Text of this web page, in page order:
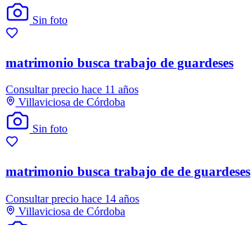
Sin foto
matrimonio busca trabajo de guardeses
Consultar precio hace 11 años
Villaviciosa de Córdoba
Sin foto
matrimonio busca trabajo de de guardeses
Consultar precio hace 14 años
Villaviciosa de Córdoba